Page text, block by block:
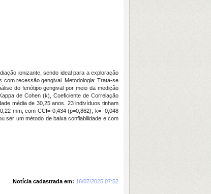
ionizante, sendo ideal para a exploração
com recessão gengival. Metodologia: Trata-se
do fenótipo gengival por meio da medição
de Cohen (k), Coeficiente de Correlação
média de 30,25 anos. 23 indivíduos tinham
mm, com CCI=-0,434 (p=0,862); k= -0,048
ser um método de baixa confiabilidade e com
Notícia cadastrada em: 16/07/2025 07:52